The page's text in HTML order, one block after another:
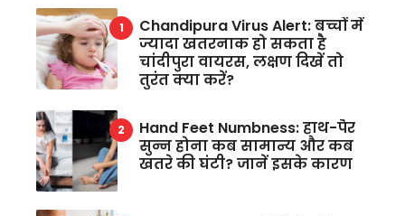
Chandipura Virus Alert: बच्चों में
ज्यादा खतरनाक हो सकता है
चांदीपुरा वायरस, लक्षण दिखें तो
तुरंत क्या करें?
Hand Feet Numbness: हाथ-पैर
सुन्न होना कब सामान्य और कब
खतरे की घंटी? जानें इसके कारण